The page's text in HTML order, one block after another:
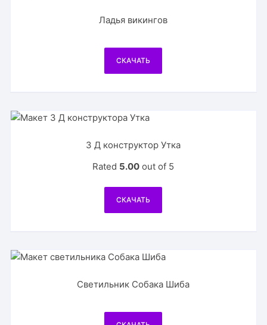
Ладья викингов
СКАЧАТЬ
3 Д конструктор Утка
Rated 5.00 out of 5
СКАЧАТЬ
Светильник Собака Шиба